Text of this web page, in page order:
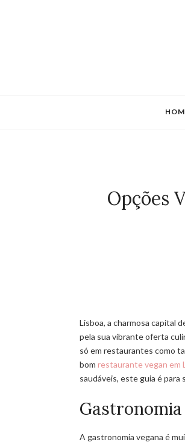
Opções
Lisboa, a charmosa capital
pela sua vibrante oferta
só em restaurantes como
bom restaurante vegan em
saudáveis, este guia é para
Gastronomia
A gastronomia vegana é